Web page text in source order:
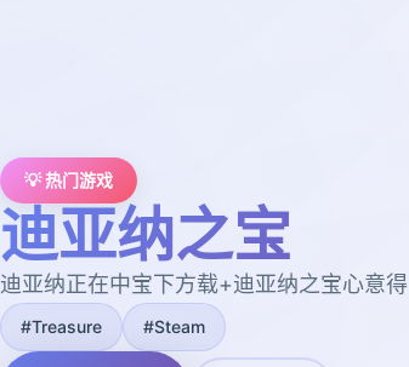
💡 热门游戏
迪亚纳之宝
迪亚纳正在中宝下方载+迪亚纳之宝心意得
#Treasure #Steam